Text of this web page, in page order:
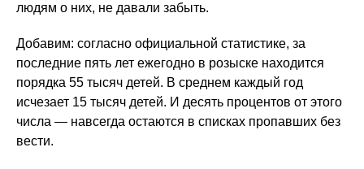
людям о них, не давали забыть.
Добавим: согласно официальной статистике, за
последние пять лет ежегодно в розыске находится
порядка 55 тысяч детей. В среднем каждый год
исчезает 15 тысяч детей. И десять процентов от этого
числа — навсегда остаются в списках пропавших без
вести.